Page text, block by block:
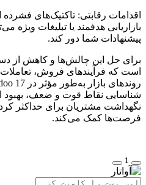
اقدامات رقابتی: تاکتیک‌های
بازاریابی هدفمند یا تبلیغات ویژه
پیشنهادات شما دور کند.
برای حل این چالش‌ها و کاهش از
است که فرآیندهای فروش،
شناسایی نقاط قوت و ضعف،
نگهداشت مشتریان برای حداکثر
فرصت‌ها کمک می‌کند.
1